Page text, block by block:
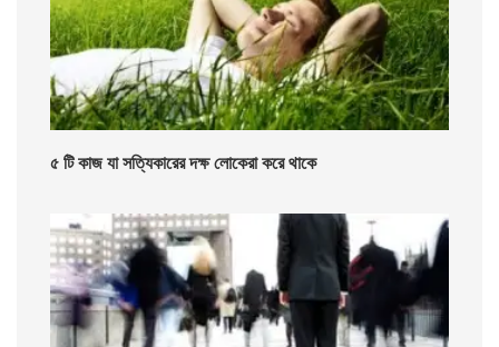
৫ টি কাজ যা সত্যিকারের দক্ষ লোকেরা করে থাকে